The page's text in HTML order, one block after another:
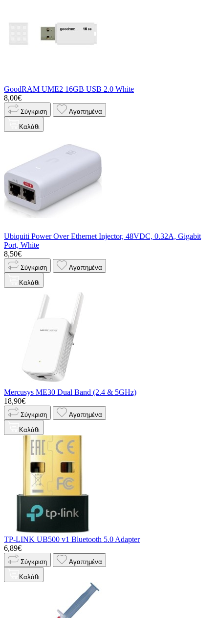
GoodRAM UME2 16GB USB 2.0 White
8,00€
Σύγκριση Αγαπημένα
Καλάθι
Ubiquiti Power Over Ethernet Injector, 48VDC, 0.32A, Gigabit
Port, White
8,50€
Σύγκριση Αγαπημένα
Καλάθι
Mercusys ME30 Dual Band (2.4 & 5GHz)
18,90€
Σύγκριση Αγαπημένα
Καλάθι
TP-LINK UB500 v1 Bluetooth 5.0 Adapter
6,89€
Σύγκριση Αγαπημένα
Καλάθι